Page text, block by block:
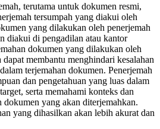
terutama untuk dokumen resmi,
tersumpah yang diakui oleh
yang dilakukan oleh penerjemah
diakui di pengadilan atau kantor
dokumen yang dilakukan oleh
membantu menghindari kesalahan
terjemahan dokumen. Penerjemah
dan pengetahuan yang luas dalam
serta memahami konteks dan
dokumen yang akan diterjemahkan.
yang dihasilkan akan lebih akurat dan